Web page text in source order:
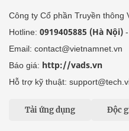
Công ty Cổ phần Truyền thông
Hotline: 0919405885 (Hà Nội) -
Email: contact@vietnamnet.vn
Báo giá: http://vads.vn
Hỗ trợ kỹ thuật:
Tải ứng dụng Độc